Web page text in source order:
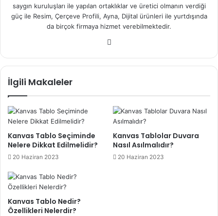
saygın kuruluşları ile yapılan ortaklıklar ve üretici olmanın verdiği
güç ile Resim, Çerçeve Profili, Ayna, Dijital ürünleri ile yurtdışında
da birçok firmaya hizmet verebilmektedir.
sit
İlgili Makaleler
Kanvas Tablo Seçiminde
Nelere Dikkat Edilmelidir?
20 Haziran 2023
Kanvas Tablolar Duvara
Nasıl Asılmalıdır?
20 Haziran 2023
Kanvas Tablo Nedir?
Özellikleri Nelerdir?